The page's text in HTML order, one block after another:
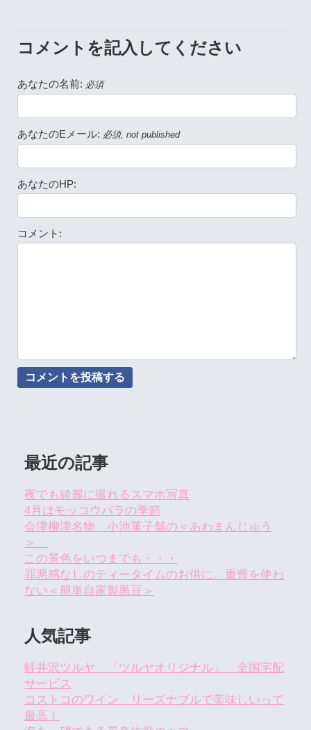
コメントを記入してください
あなたの名前: 必須
あなたのEメール: 必須, not published
あなたのHP:
コメント:
最近の記事
夜でも綺麗に撮れるスマホ写真
4月はモッコウバラの季節
会津柳津名物 小池菓子舗の＜あわまんじゅう
＞
この景色をいつまでも・・・
罪悪感なしのティータイムのお供に。重曹を使わ
ない＜簡単自家製黒豆＞
人気記事
軽井沢ツルヤ 「ツルヤオリジナル」 全国宅配
サービス
コストコのワイン リーズナブルで美味しいって
最高！